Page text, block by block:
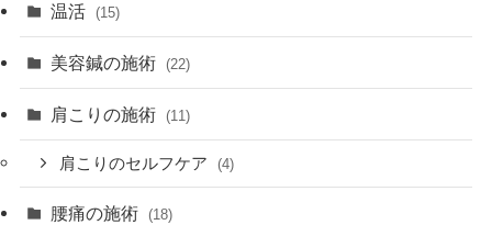
温活 (15)
美容鍼の施術 (22)
肩こりの施術 (11)
肩こりのセルフケア (4)
腰痛の施術 (18)